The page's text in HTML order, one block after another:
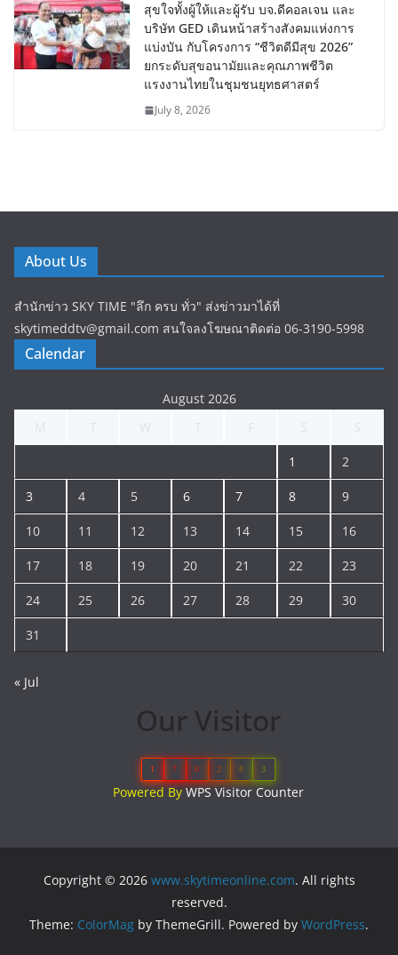
สุขใจทั้งผู้ให้และผู้รับ บจ.ดีคอลเจน และ
บริษัท GED เดินหน้าสร้างสังคมแห่งการ
แบ่งบัน​ กับโครงการ “ชีวิตดีมีสุข 2026”
ยกระดับสุขอนามัยและคุณภาพชีวิต
แรงงานไทยในชุมชนยุทธศาสตร์
July 8, 2026
About Us
สำนักข่าว SKY TIME "ลึก ครบ ทั่ว" ส่งข่าวมาได้ที่
skytimeddtv@gmail.com สนใจลงโฆษณาติดต่อ 06-3190-5998
Calendar
August 2026
1 2
3 4 5 6 7 8 9
10 11 12 13 14 15 16
17 18 19 20 21 22 23
24 25 26 27 28 29 30
31
« Jul
Our Visitor
1 7 0 2 8 3
Powered ByWPS Visitor Counter
Copyright © 2026 www.skytimeonline.com. All rights
reserved.
Theme: ColorMag by ThemeGrill. Powered by WordPress.